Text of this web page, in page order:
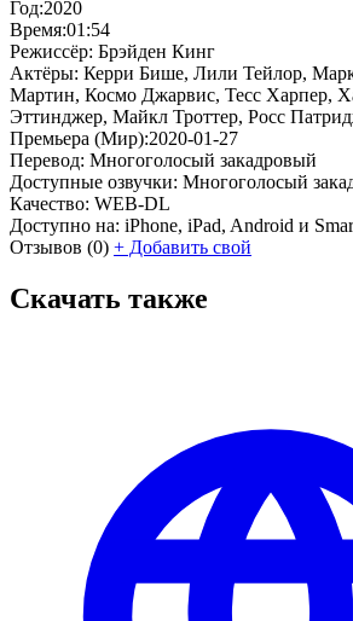
Год:2020
Время:01:54
Режиссёр: Брэйден Кинг
Актёры: Керри Бише, Лили Тейлор,
Мартин, Космо Джарвис, Тесс Харпер,
Эттинджер, Майкл Троттер, Росс
Премьера (Мир):2020-01-27
Перевод: Многоголосый закадровый
Доступные озвучки: Многоголосый
Качество: WEB-DL
Доступно на: iPhone, iPad, Android и
Отзывов (0) + Добавить свой
Скачать также